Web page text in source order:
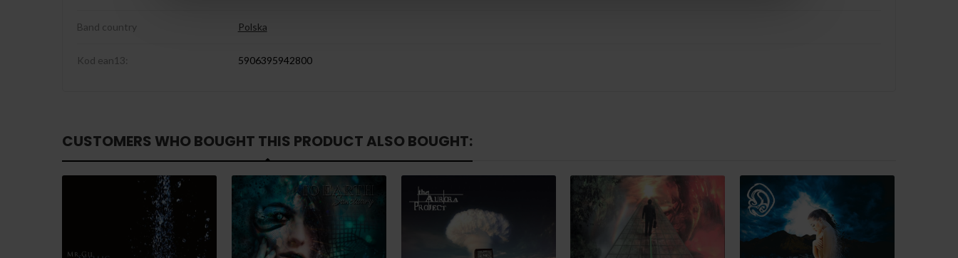
Band country Polska
Kod ean13: 5906395942800
CUSTOMERS WHO BOUGHT THIS PRODUCT ALSO BOUGHT: